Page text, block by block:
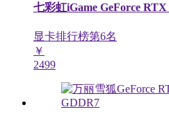
七彩虹iGame GeForce
显卡排行榜第6名
￥
2499